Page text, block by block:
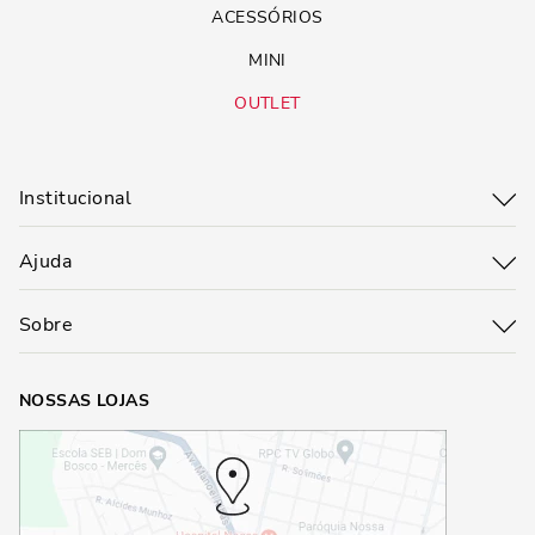
ACESSÓRIOS
MINI
OUTLET
Institucional
Ajuda
Sobre
NOSSAS LOJAS